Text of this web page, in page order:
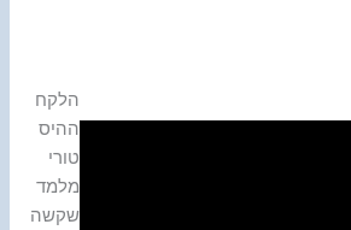
הלקח
ההיס
טורי
מלמד
שקשה